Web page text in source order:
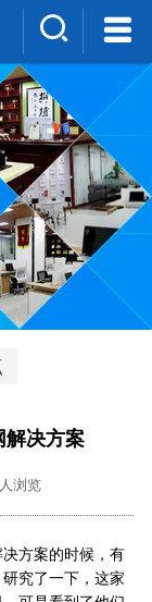
V3.0
势
专栏
解决方案
浏览
方案的时候，有
究了一下，这家